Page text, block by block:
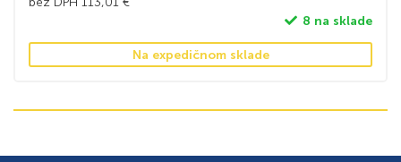
8 na sklade
Na expedičnom sklade